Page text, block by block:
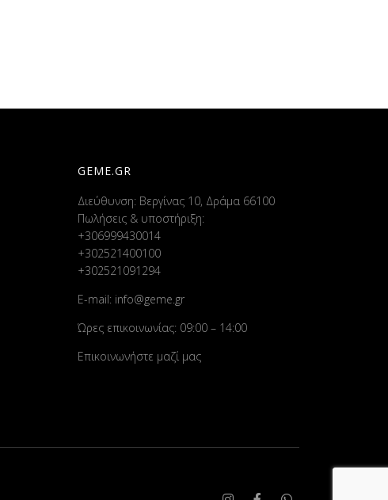
GEME.GR
Διεύθυνση: Βεργίνας 10, Δράμα 66100
Πωλήσεις & υποστήριξη:
+306999430014
+302521400100
+302521091294
E-mail: info@geme.gr
Ώρες επικοινωνίας: 09:00 – 14:00
Επικοινωνήστε μαζί μας